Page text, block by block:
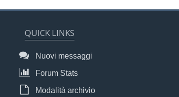
QUICK LINKS
Nuovi messaggi
Forum Stats
Modalità archivio